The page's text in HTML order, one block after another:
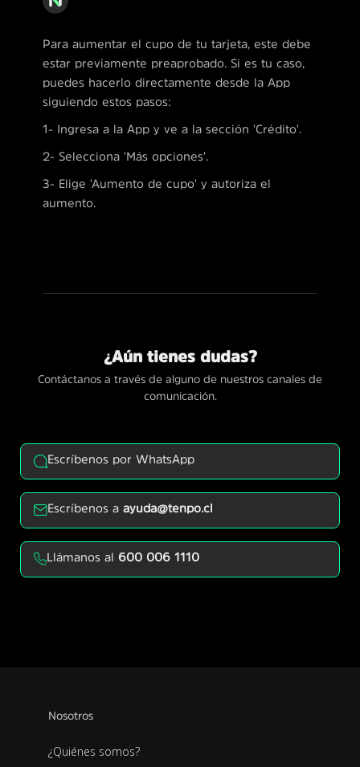
Para aumentar el cupo de tu tarjeta, este debe
estar previamente preaprobado. Si es tu caso,
puedes hacerlo directamente desde la App
siguiendo estos pasos:
1- Ingresa a la App y ve a la sección 'Crédito'.
2- Selecciona 'Más opciones'.
3- Elige 'Aumento de cupo' y autoriza el
aumento.
¿Aún tienes dudas?
Contáctanos a través de alguno de nuestros canales de
comunicación.
Escríbenos por WhatsApp
Escríbenos aayuda@tenpo.cl
Llámanos al 600 006 1110
Nosotros
¿Quiénes somos?